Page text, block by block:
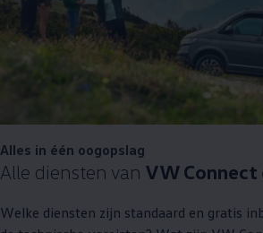
Alles in één oogopslag
Alle diensten van VW Connect
Welke diensten zijn standaard en gratis